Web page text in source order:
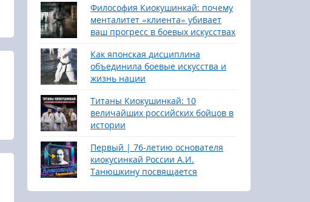
Философия Киокушинкай: почему
менталитет «клиента» убивает
ваш прогресс в боевых искусствах
Как японская дисциплина
объединила боевые искусства и
жизнь нации
Титаны Киокушинкай: 10
величайших российских бойцов в
истории
Первый | 76-летию основателя
киокусинкай России А.И.
Танюшкину посвящается